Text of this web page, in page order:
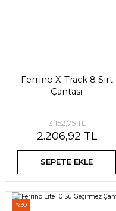
Ferrino X-Track 8 Sırt
Çantası
3.152,75 TL
2.206,92 TL
SEPETE EKLE
%30